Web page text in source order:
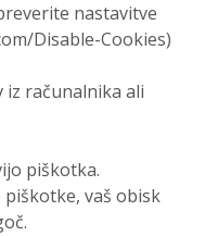
nastavitve
Disable-Cookies)
računalnika ali
piškotka.
vaš obisk